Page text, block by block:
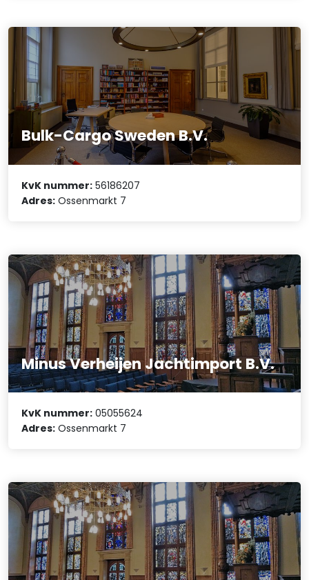
Bulk-Cargo Sweden B.V.
KvK nummer: 56186207
Adres: Ossenmarkt 7
Minus Verheijen Jachtimport B.V.
KvK nummer: 05055624
Adres: Ossenmarkt 7